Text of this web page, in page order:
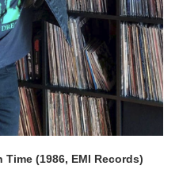
Time (1986, EMI Records)